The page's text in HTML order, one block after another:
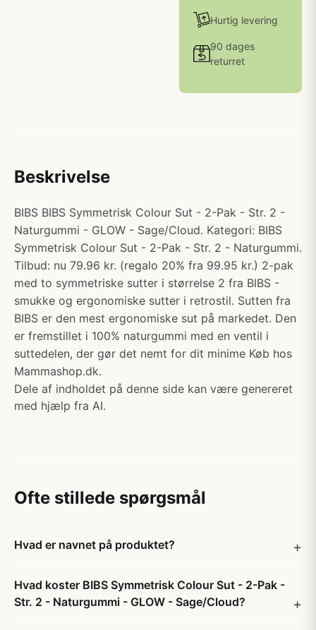
Hurtig levering
90 dages
returret
Beskrivelse
BIBS BIBS Symmetrisk Colour Sut - 2-Pak - Str. 2 -
Naturgummi - GLOW - Sage/Cloud. Kategori: BIBS
Symmetrisk Colour Sut - 2-Pak - Str. 2 - Naturgummi.
Tilbud: nu 79.96 kr. (regalo 20% fra 99.95 kr.) 2-pak
med to symmetriske sutter i størrelse 2 fra BIBS -
smukke og ergonomiske sutter i retrostil. Sutten fra
BIBS er den mest ergonomiske sut på markedet. Den
er fremstillet i 100% naturgummi med en ventil i
suttedelen, der gør det nemt for dit minime Køb hos
Mammashop.dk.
Dele af indholdet på denne side kan være genereret
med hjælp fra AI.
Ofte stillede spørgsmål
Hvad er navnet på produktet?
Hvad koster BIBS Symmetrisk Colour Sut - 2-Pak -
Str. 2 - Naturgummi - GLOW - Sage/Cloud?